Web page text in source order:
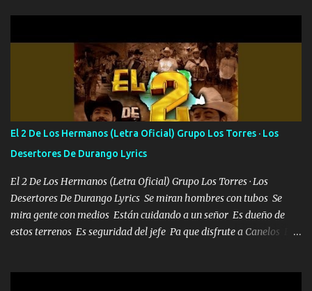
camisa es color Verde y peleam0s la Bandera por todita a la ciudad
con los drones patrullando la Frontera De Tijuana Bulevares
Bellas Artes me ve en las blancas ya hace falta mi APA FLACO
verde se le extraña pa que sepan Aquí Pura GENTE DE LA RANA 🐸
POR CLAVE ES EL CALI 4 EN LA CIUDAD TIJUANA Música Al
tirante andamos mi carnal atento a cualquier necesidad no porque
se ve limpio el camino nos confiamos al andar y nunca con la
misma piedra me vuelvo a tropezar Cuando ando de enamorado
en corto me tiró a per...
El 2 De Los Hermanos (Letra Oficial) Grupo Los Torres · Los
Desertores De Durango Lyrics
El 2 De Los Hermanos (Letra Oficial) Grupo Los Torres · Los
Desertores De Durango Lyrics Se miran hombres con tubos Se
mira gente con medios Están cuidando a un señor Es dueño de
estos terrenos Es seguridad del jefe Pa que disfrute a Canelos Es